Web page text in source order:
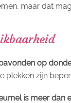
maar dat
op
plekken zijn
is meer dan